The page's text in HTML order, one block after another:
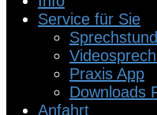
Service für Sie
Praxis App
Downloads
Anfahrt